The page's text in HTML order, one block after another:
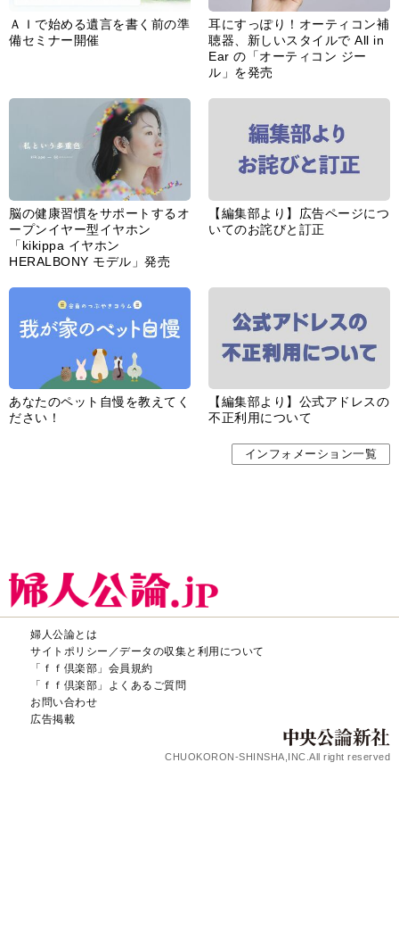
ＡＩで始める遺言を書く前の準
備セミナー開催
耳にすっぽり！オーティコン補
聴器、新しいスタイルで All in
Ear の「オーティコン ジー
ル」を発売
脳の健康習慣をサポートするオ
ープンイヤー型イヤホン
「kikippa イヤホン
HERALBONY モデル」発売
【編集部より】広告ページにつ
いてのお詫びと訂正
あなたのペット自慢を教えてく
ださい！
【編集部より】公式アドレスの
不正利用について
インフォメーション一覧
婦人公論とは
サイトポリシー／データの収集と利用について
「ｆｆ倶楽部」会員規約
「ｆｆ倶楽部」よくあるご質問
お問い合わせ
広告掲載
CHUOKORON-SHINSHA,INC.All right reserved